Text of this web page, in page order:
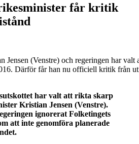
får kritik
Jensen (Venstre) och regeringen har valt
Därför får han nu officiell kritik från
har valt att rikta skarp
Kristian Jensen (Venstre).
ignorerat Folketingets
att inte genomföra planerade